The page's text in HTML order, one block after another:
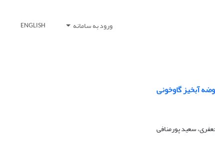
ورود به سامانه ENGLISH
آبخیز گاوخونی
سعید پورمنافی